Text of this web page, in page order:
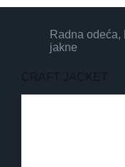
Radna odeća,
jakne